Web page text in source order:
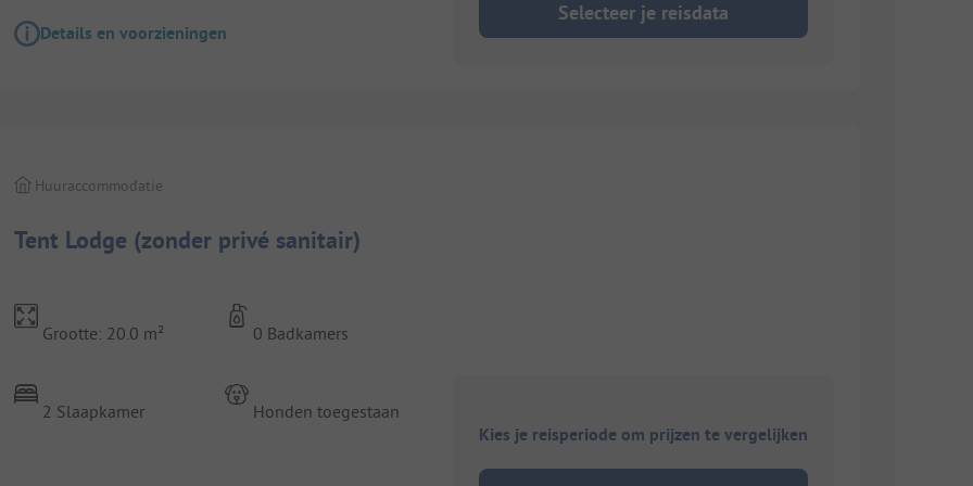
Details en voorzieningen
Selecteer je reisdata
Tent Lodge (zonder privé sanitair)
Huuraccommodatie
Grootte: 20.0 m²
2 Slaapkamer
0 Badkamers
Honden toegestaan
Kies je reisperiode om prijzen te vergelijken